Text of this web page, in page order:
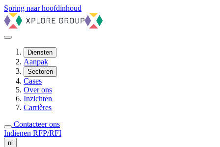
Spring naar hoofdinhoud
Diensten
Aanpak
Sectoren
Cases
Over ons
Inzichten
Carrières
Contacteer ons
Indienen RFP/RFI
nl